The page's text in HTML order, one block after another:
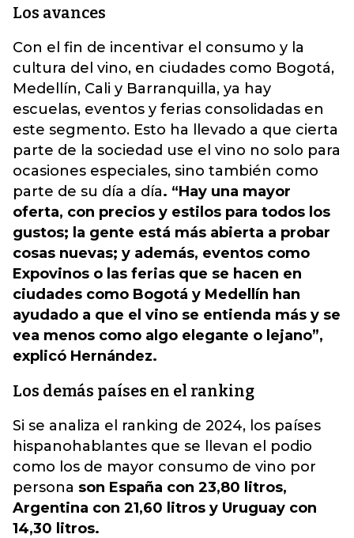
Los avances
Con el fin de incentivar el consumo y la
cultura del vino, en ciudades como Bogotá,
Medellín, Cali y Barranquilla, ya hay
escuelas, eventos y ferias consolidadas en
este segmento. Esto ha llevado a que cierta
parte de la sociedad use el vino no solo para
ocasiones especiales, sino también como
parte de su día a día. “Hay una mayor
oferta, con precios y estilos para todos los
gustos; la gente está más abierta a probar
cosas nuevas; y además, eventos como
Expovinos o las ferias que se hacen en
ciudades como Bogotá y Medellín han
ayudado a que el vino se entienda más y se
vea menos como algo elegante o lejano”,
explicó Hernández.
Los demás países en el ranking
Si se analiza el ranking de 2024, los países
hispanohablantes que se llevan el podio
como los de mayor consumo de vino por
persona son España con 23,80 litros,
Argentina con 21,60 litros y Uruguay con
14,30 litros.